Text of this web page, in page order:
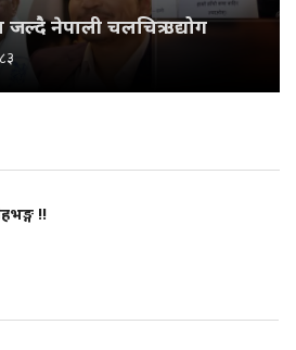
नेपाली चलचित्र उद्योग
!!